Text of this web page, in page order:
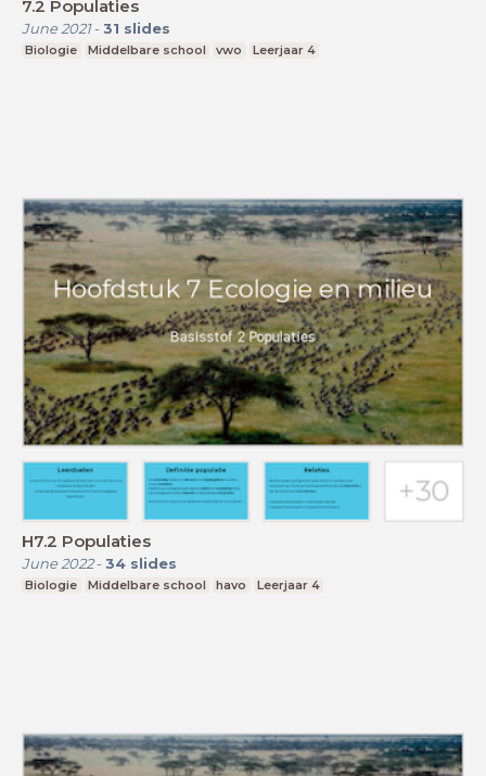
7.2 Populaties
June 2021- 31 slides
Biologie Middelbare school vwo Leerjaar 4
H7.2 Populaties
June 2022- 34 slides
Biologie Middelbare school havo Leerjaar 4